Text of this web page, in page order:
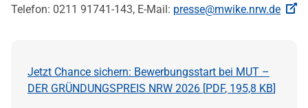
Telefon: 0211 91741-143, E-Mail: presse@mwike.nrw.de
Jetzt Chance sichern: Bewerbungsstart bei MUT –
DER GRÜNDUNGSPREIS NRW 2026 [PDF, 195,8 KB]